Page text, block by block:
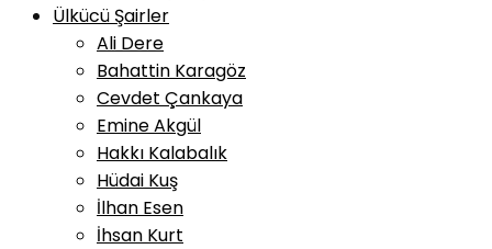
Ülkücü Şairler
Ali Dere
Bahattin Karagöz
Cevdet Çankaya
Emine Akgül
Hakkı Kalabalık
Hüdai Kuş
İlhan Esen
İhsan Kurt